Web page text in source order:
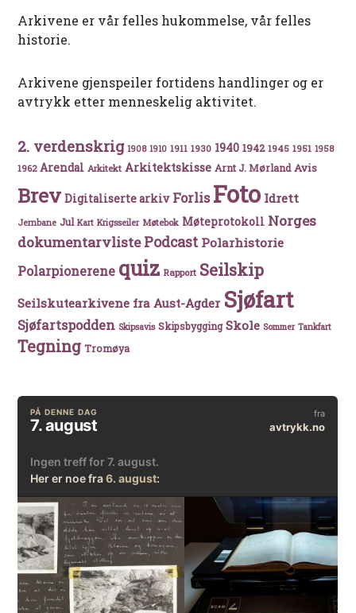
Arkivene er vår felles hukommelse, vår felles
historie.
Arkivene gjenspeiler fortidens handlinger og er
avtrykk etter menneskelig aktivitet.
2. verdenskrig 1908 1910 1911 1930 1940 1942 1945 1951 1958
1962 Arendal Arkitekt Arkitektskisse Arnt J. Mørland Avis
Brev Digitaliserte arkiv Forlis Foto Idrett
Jernbane Jul Kart Krigsseiler Møtebok Møteprotokoll Norges
dokumentarvlistePodcast Polarhistorie
Polarpionerene quiz Rapport Seilskip
Seilskutearkivene fra Aust-Agder Sjøfart
Sjøfartspodden Skipsavis Skipsbygging Skole Sommer Tankfart
Tegning Tromøya